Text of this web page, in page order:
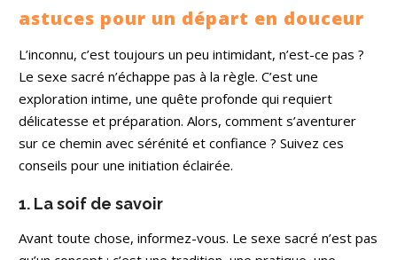
astuces pour un départ en douceur
L’inconnu, c’est toujours un peu intimidant, n’est-ce pas ?
Le sexe sacré n’échappe pas à la règle. C’est une
exploration intime, une quête profonde qui requiert
délicatesse et préparation. Alors, comment s’aventurer
sur ce chemin avec sérénité et confiance ? Suivez ces
conseils pour une initiation éclairée.
1. La soif de savoir
Avant toute chose, informez-vous. Le sexe sacré n’est pas